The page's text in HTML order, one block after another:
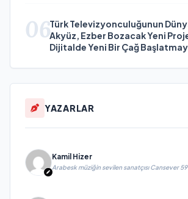
06Türk Televizyonculuğunun
Akyüz, Ezber Bozacak Yeni
Dijitalde Yeni Bir Çağ
YAZARLAR
Kamil Hizer
Arabesk müziğin sevilen sanatçısı Cansever 59